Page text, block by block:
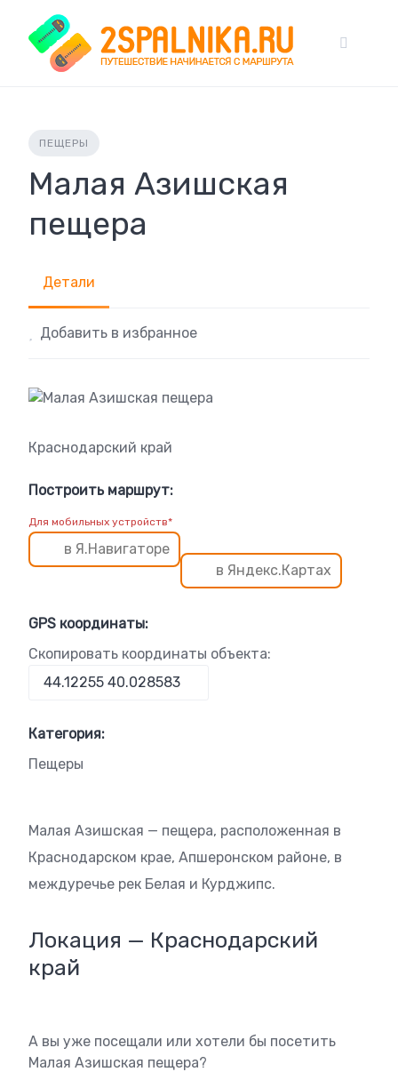
content
ПЕЩЕРЫ
Малая Азишская
пещера
Детали
Добавить в избранное
Краснодарский край
Построить маршрут:
Для мобильных устройств*
в Я.Навигаторе
в Яндекс.Картах
GPS координаты:
Скопировать координаты объекта:
Категория:
Пещеры
Малая Азишская — пещера, расположенная в
Краснодарском крае, Апшеронском районе, в
междуречье рек Белая и Курджипс.
Локация — Краснодарский
край
А вы уже посещали или хотели бы посетить
Малая Азишская пещера?